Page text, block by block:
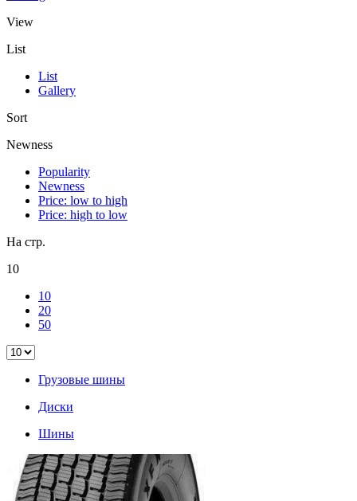
View
List
List
Gallery
Sort
Newness
Popularity
Newness
Price: low to high
Price: high to low
На стр.
10
10
20
50
Грузовые шины
Диски
Шины